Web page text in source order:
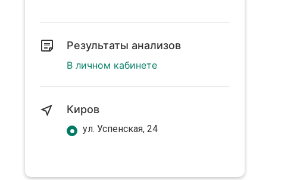
Результаты анализов
В личном кабинете
Киров
ул. Успенская, 24